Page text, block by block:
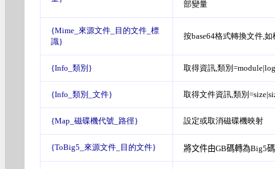
部變量
{Mime_來源文件_目的文件_標
識}
按base64格式轉換文件,
{Info_類別} 取得資訊,類別=module|log
{Info_類別_文件} 取得文件資訊,類別
{Map_磁碟機代號_路徑} 設定或取消磁碟機映射
{ToBig5_來源文件_目的文件} 將文件由GB碼轉為Big5碼